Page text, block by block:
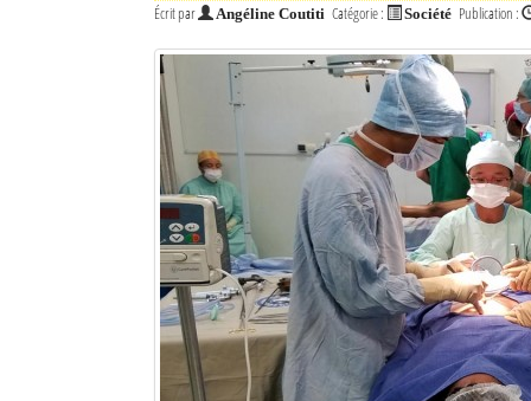
Écrit par Angéline Coutiti Catégorie : Société Publication :